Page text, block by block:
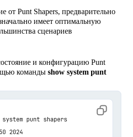
от Punt Shapers, предварительно
имеет оптимальную
сценариев
и конфигурацию Punt
команды show system punt
system punt shapers
2024